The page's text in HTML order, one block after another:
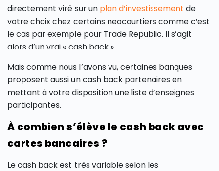
directement viré sur un plan d’investissement de
votre choix chez certains neocourtiers comme c’est
le cas par exemple pour Trade Republic. Il s’agit
alors d’un vrai « cash back ».
Mais comme nous l’avons vu, certaines banques
proposent aussi un cash back partenaires en
mettant à votre disposition une liste d’enseignes
participantes.
À combien s’élève le cash back avec
cartes bancaires ?
Le cash back est très variable selon les